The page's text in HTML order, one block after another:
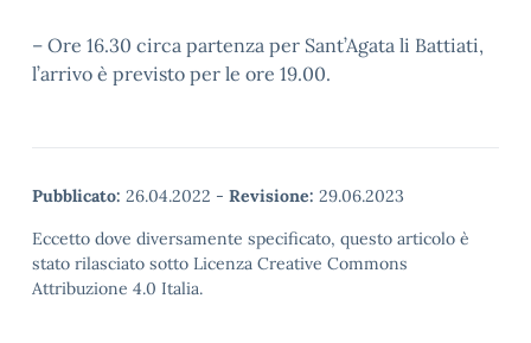
– Ore 16.30 circa partenza per Sant’Agata li Battiati,
l’arrivo è previsto per le ore 19.00.
Pubblicato: 26.04.2022 - Revisione: 29.06.2023
Eccetto dove diversamente specificato, questo articolo è
stato rilasciato sotto Licenza Creative Commons
Attribuzione 4.0 Italia.